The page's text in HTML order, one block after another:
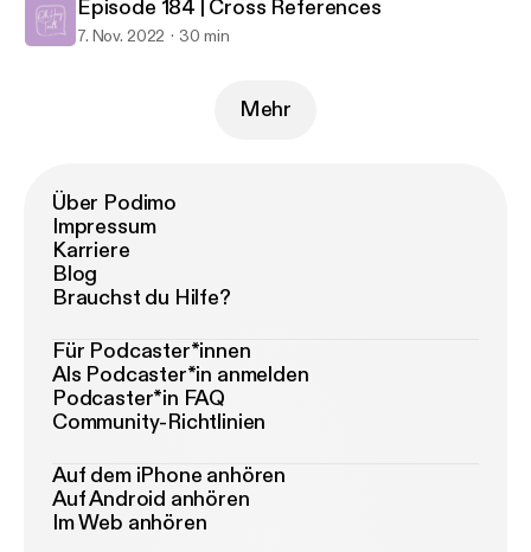
Episode 184 | Cross References
7. Nov. 2022 30 min
Mehr
Über Podimo
Impressum
Karriere
Blog
Brauchst du Hilfe?
Für Podcaster*innen
Als Podcaster*in anmelden
Podcaster*in FAQ
Community-Richtlinien
Auf dem iPhone anhören
Auf Android anhören
Im Web anhören